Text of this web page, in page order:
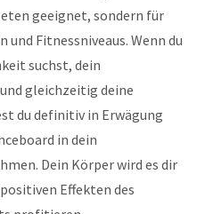
geeignet, sondern für
Fitnessniveaus. Wenn du
suchst, dein
gleichzeitig deine
du definitiv in Erwägung
in dein
Dein Körper wird es dir
Effekten des